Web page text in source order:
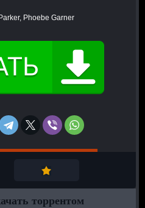
Phoebe Garner
торрентом